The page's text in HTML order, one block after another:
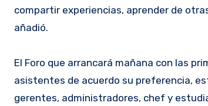
compartir experiencias, aprender de
añadió.
El Foro que arrancará mañana con las
asistentes de acuerdo su preferencia,
gerentes, administradores, chef y